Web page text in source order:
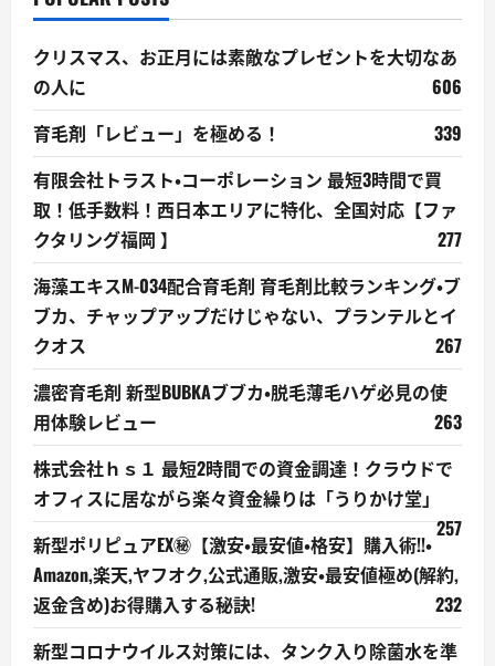
クリスマス、お正月には素敵なプレゼントを大切なあ
の人に
606
育毛剤「レビュー」を極める！
339
有限会社トラスト・コーポレーション 最短3時間で買
取！低手数料！西日本エリアに特化、全国対応【ファ
クタリング福岡 】
277
海藻エキスM-034配合育毛剤 育毛剤比較ランキング・ブ
ブカ、チャップアップだけじゃない、プランテルとイ
クオス
267
濃密育毛剤 新型BUBKAブブカ・脱毛薄毛ハゲ必見の使
用体験レビュー
263
株式会社ｈｓ１ 最短2時間での資金調達！クラウドで
オフィスに居ながら楽々資金繰りは「うりかけ堂」
257
新型ポリピュアEX㊙【激安・最安値・格安】購入術!!・
Amazon,楽天,ヤフオク,公式通販,激安・最安値極め(解約,
返金含め)お得購入する秘訣!
232
新型コロナウイルス対策には、タンク入り除菌水を準